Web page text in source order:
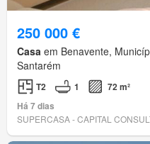
250 000 €
Casa em Benavente,
Santarém
T2 1
72 m²
Há 7 dias
SUPERCASA - CAPITAL